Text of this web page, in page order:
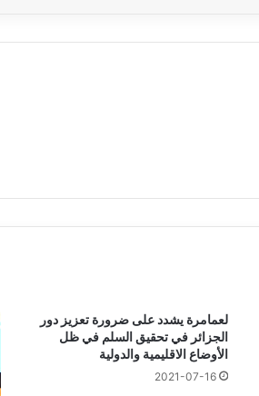
لعمامرة يشدد على ضرورة تعزيز دور
الجزائر في تحقيق السلم في ظل
الأوضاع الاقليمية والدولية
2021-07-16